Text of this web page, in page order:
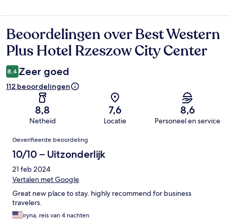
Beoordelingen
Beoordelingen over Best Western
Plus Hotel Rzeszow City Center
8,4 Zeer goed
112 beoordelingen
8,8
Netheid
7,6
Locatie
8,6
Personeel en service
Beoordelingen
Geverifieerde beoordeling
10/10 – Uitzonderlijk
21 feb 2024
Vertalen met Google
Great new place to stay. highly recommend for business
travelers.
iryna, reis van 4 nachten